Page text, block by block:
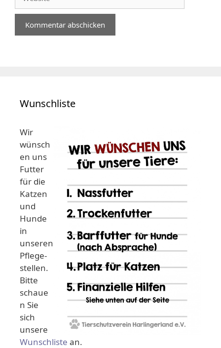
Wunschliste
Wir
wünsch
en uns
Futter
für die
Katzen
und
Hunde
in
unseren
Pflege-
stellen.
Bitte
schaue
n Sie
sich
unsere
Wunschliste an.